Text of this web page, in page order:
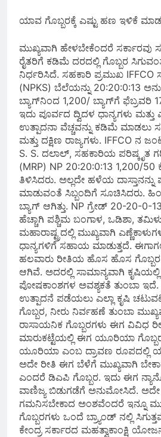
ಯಾವ ಗೊಬ್ಬರಕ್ಕೆ ಎಷ್ಟು ಹಣ ಇಳಿಕೆ
ಮುಖ್ಯವಾಗಿ ಹೇಳಬೇಕೆಂದರೆ ಸರ್ಕಾರವು
ರೈತರಿಗೆ ಕಡಿಮೆ ದರದಲ್ಲಿ ಗೊಬ್ಬರ
ನಿರ್ಧರಿಸಿದೆ. ಸಹಕಾರಿ ಪ್ರಮುಖ IFFCO
(NPKS) ಬೆಲೆಯನ್ನು 20:20:0:13
ಬ್ಯಾಗ್‌ನಿಂದ 1,200/ ಬ್ಯಾಗ್‌ಗೆ ಫೆಬ್ರವರಿ
ಇದು ಪೂರ್ವದ ದ್ವಿದಳ ಧಾನ್ಯಗಳು ಮತ್ತು
ಉತ್ಪಾದನಾ ವೆಚ್ಚವನ್ನು ಕಡಿಮೆ ಮಾಡಲು
ಮತ್ತು ದಕ್ಷಿಣ ರಾಜ್ಯಗಳು. IFFCO ನ
S. S. ದಲಾಲ್, ಸಹಕಾರಿಯ ಪರಿಷ್ಕೃತ
(MRP) NP 20:20:0:13 1,200/50
ತಿಳಿಸಿದರು. ಅಲ್ಲದೇ ಹಳೆಯ
ಮಾಡುವಂತೆ ಸಿಬ್ಬಂದಿಗೆ ಸೂಚಿಸಿದರು.
ಬ್ಯಾಗ್ ಆಗಿತ್ತು. NP ಗ್ರೇಡ್ 20-20-0-
ಹೆಚ್ಚಾಗಿ ಪಶ್ಚಿಮ ಬಂಗಾಳ, ಒಡಿಶಾ,
ಮಹಾರಾಷ್ಟ್ರದಲ್ಲಿ ಮುಖ್ಯವಾಗಿ
ಧಾನ್ಯಗಳಿಗೆ ಸಹಾಯ ಮಾಡುತ್ತದೆ.
ಹಲವಾರು ರೀತಿಯ ಹೊಸ ಹೊಸ ಗೊಬ್ಬರ
ಆಗಿವೆ. ಅದರಲ್ಲಿ ಸಾಮಾನ್ಯವಾಗಿ
ಪೋಷಕಾಂಶಗಳ ಅವಶ್ಯಕತೆ ತುಂಬಾ ಇದೆ.
ಉತ್ಪಾದನೆ ಪಡೆಯಲು ಎಲ್ಲಾ ಕೃಷಿ
ಗೊಬ್ಬರ, ನೀರು ನಿರ್ವಹಣೆ ತುಂಬಾ
ರಾಸಾಯನಿಕ ಗೊಬ್ಬರಗಳು ಈಗ ವಿವಿಧ
ಮಾರುಕಟ್ಟೆಯಲ್ಲಿ ಈಗ ಯೂರಿಯಾ
ಯೂರಿಯಾ ಎಂಬ ದ್ರಾವಣ ರೂಪದಲ್ಲಿ
ಅದೇ ರೀತಿ ಈಗ ಬೆಳೆಗೆ ಮುಖ್ಯವಾಗಿ
ಎಂದರೆ ಡಿಎಪಿ ಗೊಬ್ಬರ. ಇದು ಈಗ
ವಾಣಿಜ್ಯ ಬಿಡುಗಡೆಗೆ ಅನುಮೋಸಿದೆ. ಅದೇ
ಗಮನಿಸಬೇಕಾದ ಅಂಶವೆಂದರೆ ಇನ್ನೂ
ಗೊಬ್ಬರಗಳು ಒಂದೆ ಬ್ರ್ಯಾಂಡ್ ನಲ್ಲಿ
ಕೇಂದ್ರ ಸರ್ಕಾರದ ಮಹತ್ವಾಕಾಂಕ್ಷಿ